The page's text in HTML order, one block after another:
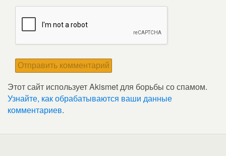
Этот сайт использует Akismet для борьбы со спамом.
Узнайте, как обрабатываются ваши данные
комментариев.